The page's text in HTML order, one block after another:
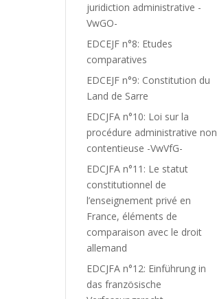
juridiction administrative -
VwGO-
EDCEJF n°8: Etudes
comparatives
EDCEJF n°9: Constitution du
Land de Sarre
EDCJFA n°10: Loi sur la
procédure administrative non
contentieuse -VwVfG-
EDCJFA n°11: Le statut
constitutionnel de
l’enseignement privé en
France, éléments de
comparaison avec le droit
allemand
EDCJFA n°12: Einführung in
das französische